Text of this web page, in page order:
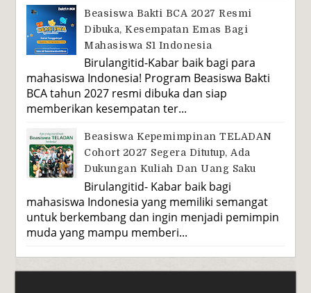
Beasiswa Bakti BCA 2027 Resmi
Dibuka, Kesempatan Emas Bagi
Mahasiswa S1 Indonesia
Birulangitid-Kabar baik bagi para
mahasiswa Indonesia! Program Beasiswa Bakti
BCA tahun 2027 resmi dibuka dan siap
memberikan kesempatan ter...
Beasiswa Kepemimpinan TELADAN
Cohort 2027 Segera Ditutup, Ada
Dukungan Kuliah Dan Uang Saku
Birulangitid- Kabar baik bagi
mahasiswa Indonesia yang memiliki semangat
untuk berkembang dan ingin menjadi pemimpin
muda yang mampu memberi...